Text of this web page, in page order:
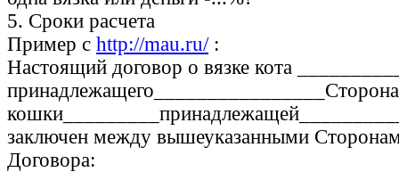
5. Сроки расчета
Пример с http://mau.ru/:
Настоящий договор о вязке кота
заключен между вышеуказанными
Договора: